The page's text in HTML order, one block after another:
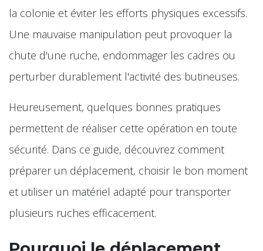
la colonie et éviter les efforts physiques excessifs.
Une mauvaise manipulation peut provoquer la
chute d'une ruche, endommager les cadres ou
perturber durablement l'activité des butineuses.
Heureusement, quelques bonnes pratiques
permettent de réaliser cette opération en toute
sécurité. Dans ce guide, découvrez comment
préparer un déplacement, choisir le bon moment
et utiliser un matériel adapté pour transporter
plusieurs ruches efficacement.